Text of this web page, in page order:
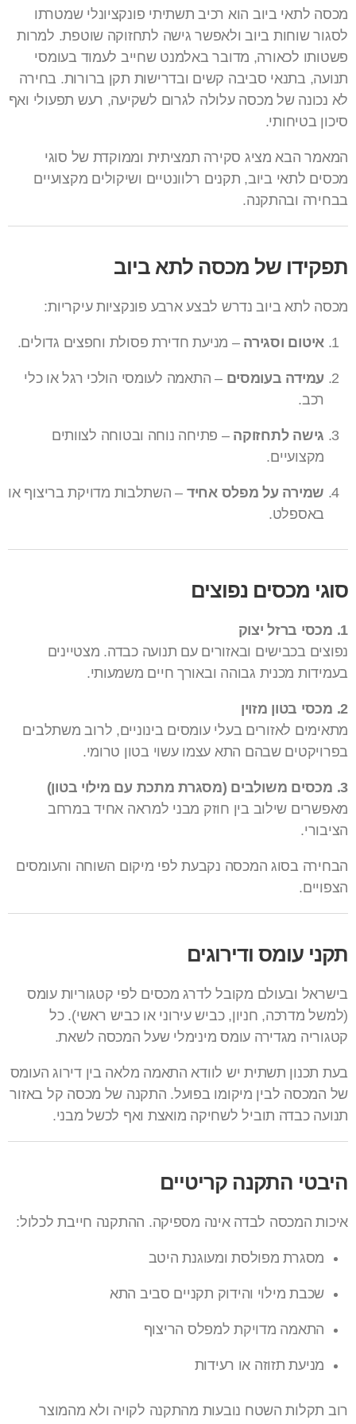
מכסה לתאי ביוב הוא רכיב תשתיתי פונקציונלי שמטרתו
לסגור שוחות ביוב ולאפשר גישה לתחזוקה שוטפת. למרות
פשטותו לכאורה, מדובר באלמנט שחייב לעמוד בעומסי
תנועה, בתנאי סביבה קשים ובדרישות תקן ברורות. בחירה
לא נכונה של מכסה עלולה לגרום לשקיעה, רעש תפעולי ואף
סיכון בטיחותי.
המאמר הבא מציג סקירה תמציתית וממוקדת של סוגי
מכסים לתאי ביוב, תקנים רלוונטיים ושיקולים מקצועיים
בבחירה ובהתקנה.
תפקידו של מכסה לתא ביוב
מכסה לתא ביוב נדרש לבצע ארבע פונקציות עיקריות:
איטום וסגירה – מניעת חדירת פסולת וחפצים גדולים.
עמידה בעומסים – התאמה לעומסי הולכי רגל או כלי
רכב.
גישה לתחזוקה – פתיחה נוחה ובטוחה לצוותים
מקצועיים.
שמירה על מפלס אחיד – השתלבות מדויקת בריצוף או
באספלט.
סוגי מכסים נפוצים
1. מכסי ברזל יצוק
נפוצים בכבישים ובאזורים עם תנועה כבדה. מצטיינים
בעמידות מכנית גבוהה ובאורך חיים משמעותי.
2. מכסי בטון מזוין
מתאימים לאזורים בעלי עומסים בינוניים, לרוב משתלבים
בפרויקטים שבהם התא עצמו עשוי בטון טרומי.
3. מכסים משולבים (מסגרת מתכת עם מילוי בטון)
מאפשרים שילוב בין חוזק מבני למראה אחיד במרחב
הציבורי.
הבחירה בסוג המכסה נקבעת לפי מיקום השוחה והעומסים
הצפויים.
תקני עומס ודירוגים
בישראל ובעולם מקובל לדרג מכסים לפי קטגוריות עומס
(למשל מדרכה, חניון, כביש עירוני או כביש ראשי). כל
קטגוריה מגדירה עומס מינימלי שעל המכסה לשאת.
בעת תכנון תשתית יש לוודא התאמה מלאה בין דירוג העומס
של המכסה לבין מיקומו בפועל. התקנה של מכסה קל באזור
תנועה כבדה תוביל לשחיקה מואצת ואף לכשל מבני.
היבטי התקנה קריטיים
איכות המכסה לבדה אינה מספיקה. ההתקנה חייבת לכלול:
מסגרת מפולסת ומעוגנת היטב
שכבת מילוי והידוק תקניים סביב התא
התאמה מדויקת למפלס הריצוף
מניעת תזוזה או רעידות
רוב תקלות השטח נובעות מהתקנה לקויה ולא מהמוצר